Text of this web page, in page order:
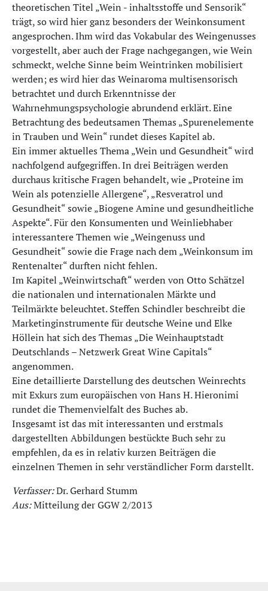
theoretischen Titel „Wein - inhaltsstoffe und Sensorik“
trägt, so wird hier ganz besonders der Weinkonsument
angesprochen. Ihm wird das Vokabular des Weingenusses
vorgestellt, aber auch der Frage nachgegangen, wie Wein
schmeckt, welche Sinne beim Weintrinken mobilisiert
werden; es wird hier das Weinaroma multisensorisch
betrachtet und durch Erkenntnisse der
Wahrnehmungspsychologie abrundend erklärt. Eine
Betrachtung des bedeutsamen Themas „Spurenelemente
in Trauben und Wein“ rundet dieses Kapitel ab.
Ein immer aktuelles Thema „Wein und Gesundheit“ wird
nachfolgend aufgegriffen. In drei Beiträgen werden
durchaus kritische Fragen behandelt, wie „Proteine im
Wein als potenzielle Allergene“, „Resveratrol und
Gesundheit“ sowie „Biogene Amine und gesundheitliche
Aspekte“. Für den Konsumenten und Weinliebhaber
interessantere Themen wie „Weingenuss und
Gesundheit“ sowie die Frage nach dem „Weinkonsum im
Rentenalter“ durften nicht fehlen.
Im Kapitel „Weinwirtschaft“ werden von Otto Schätzel
die nationalen und internationalen Märkte und
Teilmärkte beleuchtet. Steffen Schindler beschreibt die
Marketinginstrumente für deutsche Weine und Elke
Höllein hat sich des Themas „Die Weinhauptstadt
Deutschlands – Netzwerk Great Wine Capitals“
angenommen.
Eine detaillierte Darstellung des deutschen Weinrechts
mit Exkurs zum europäischen von Hans H. Hieronimi
rundet die Themenvielfalt des Buches ab.
Insgesamt ist das mit interessanten und erstmals
dargestellten Abbildungen bestückte Buch sehr zu
empfehlen, da es in relativ kurzen Beiträgen die
einzelnen Themen in sehr verständlicher Form darstellt.
Verfasser:Dr. Gerhard Stumm
Aus:Mitteilung der GGW 2/2013